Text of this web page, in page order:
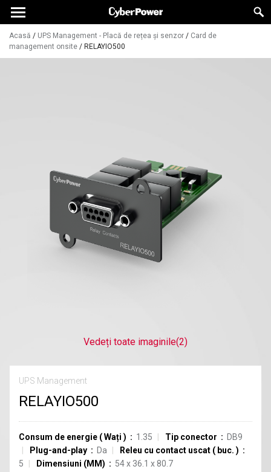
Acasă / UPS Management - Placă de rețea și senzor / Card de
management onsite / RELAYIO500
Vedeți toate imaginile(2)
UPS Management
RELAYIO500
Consum de energie (Wați ) 1.35 Tip conector
DB9
Plug-and-play
Da Releu cu contact uscat ( buc. )
5
Dimensiuni (MM) 54 x 36.1 x 80.7